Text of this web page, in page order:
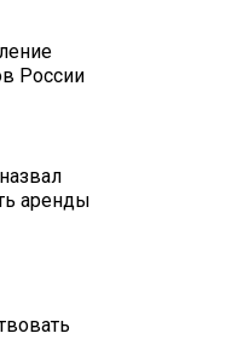
России
аренды